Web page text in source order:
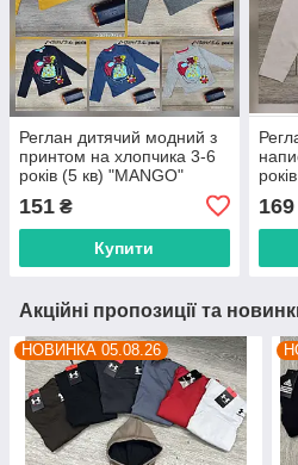
Реглан дитячий модний з
принтом на хлопчика 3-6
років (5 кв) "MANGO"
прямого постачальника
151 ₴
Купити
169
Акційні пропозиції та
НОВИНКА 05.08.26